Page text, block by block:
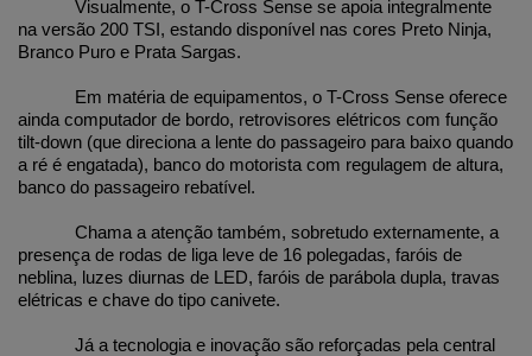
Visualmente, o T-Cross Sense se apoia integralmente
na versão 200 TSI, estando disponível nas cores Preto Ninja,
Branco Puro e Prata Sargas.
Em matéria de equipamentos, o T-Cross Sense oferece
ainda computador de bordo, retrovisores elétricos com função
tilt-down (que direciona a lente do passageiro para baixo quando
a ré é engatada), banco do motorista com regulagem de altura,
banco do passageiro rebatível.
Chama a atenção também, sobretudo externamente, a
presença de rodas de liga leve de 16 polegadas, faróis de
neblina, luzes diurnas de LED, faróis de parábola dupla, travas
elétricas e chave do tipo canivete.
Já a tecnologia e inovação são reforçadas pela central